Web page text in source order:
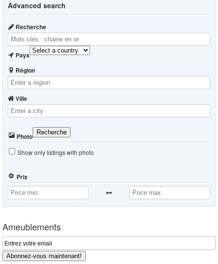
Advanced search
Recherche
Pays
Région
Ville
Photo
Show only listings with photo
Prix
Recherche
Ameublements
Abonnez-vous maintenant!